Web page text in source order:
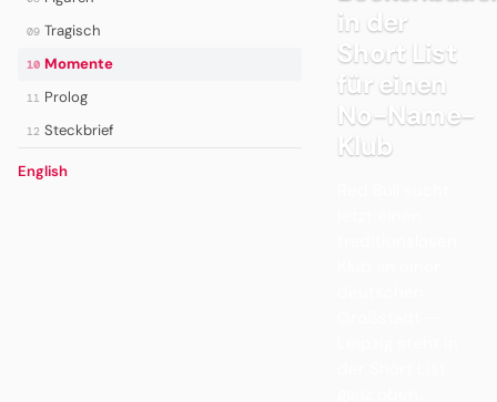
09 Tragisch
10 Momente
11 Prolog
12 Steckbrief
English
in der
Short List
für einen
No-Name-
Klub